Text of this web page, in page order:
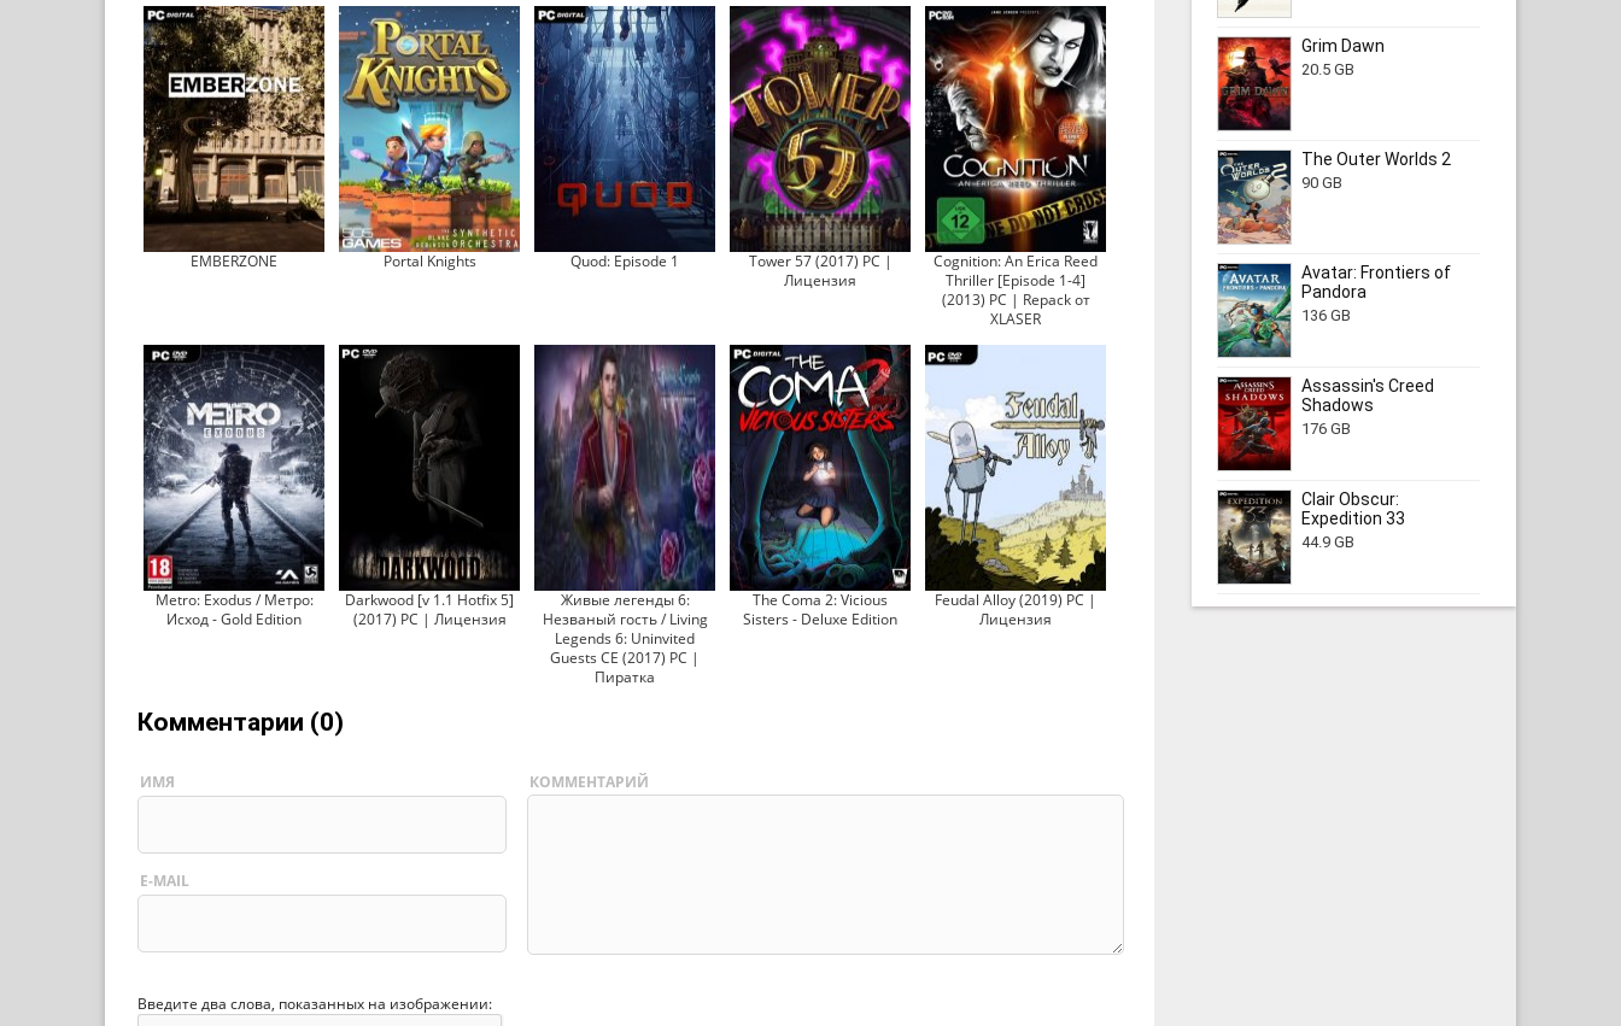
EMBERZONE Portal Knights Quod: Episode 1
Tower 57 (2017) PC |
Лицензия
Cognition: An Erica Reed
Thriller [Episode 1-4]
(2013) PC | Repack от
XLASER
Metro: Exodus / Метро:
Исход - Gold Edition
Darkwood [v 1.1 Hotfix 5]
(2017) PC | Лицензия
Живые легенды 6:
Незваный гость / Living
Legends 6: Uninvited
Guests CE (2017) PC |
Пиратка
The Coma 2: Vicious
Sisters - Deluxe Edition
Feudal Alloy (2019) PC |
Лицензия
Комментарии (0)
ИМЯ
E-MAIL
КОММЕНТАРИЙ
Введите два слова, показанных на изображении:
Grim Dawn
20.5 GB
The Outer Worlds 2
90 GB
Avatar: Frontiers of
Pandora
136 GB
Assassin's Creed
Shadows
176 GB
Clair Obscur:
Expedition 33
44.9 GB